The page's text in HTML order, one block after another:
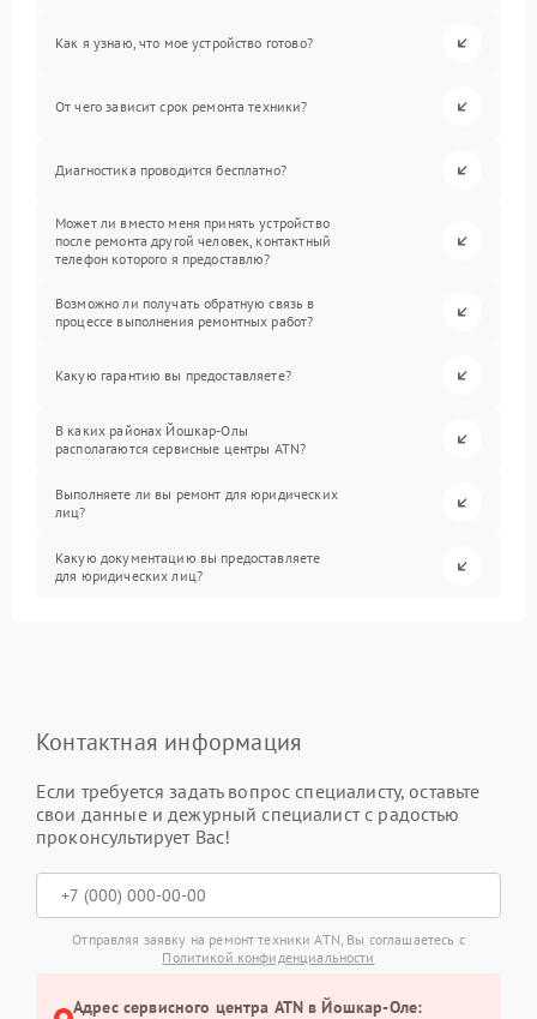
Как я узнаю, что мое устройство готово?
От чего зависит срок ремонта техники?
Диагностика проводится бесплатно?
Может ли вместо меня принять устройство
после ремонта другой человек, контактный
телефон которого я предоставлю?
Возможно ли получать обратную связь в
процессе выполнения ремонтных работ?
Какую гарантию вы предоставляете?
В каких районах Йошкар-Олы
располагаются сервисные центры ATN?
Выполняете ли вы ремонт для юридических
лиц?
Какую документацию вы предоставляете
для юридических лиц?
Контактная информация
Если требуется задать вопрос специалисту, оставьте
свои данные и дежурный специалист с радостью
проконсультирует Вас!
Отправляя заявку на ремонт техники ATN, Вы соглашаетесь с
Политикой конфиденциальности
Адрес сервисного центра ATN в Йошкар-Оле: